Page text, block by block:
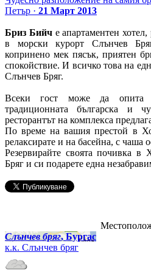
Петър · 21 Март 2013
Бриз Бийче апартаментен
в морски курорт Слънчев
копринено мек пясък, приятен
спокойствие. И всичко това на
Слънчев Бряг.
Всеки гост може да опита
традиционната българска и
ресторантът на комплекса
По време на вашия престой в
релаксирате и на басейна, с чаша
Резервирайте своята почивка в
Бряг и си подарете една
Слънчев бряг, Бургас
к.к. Слънчев бряг